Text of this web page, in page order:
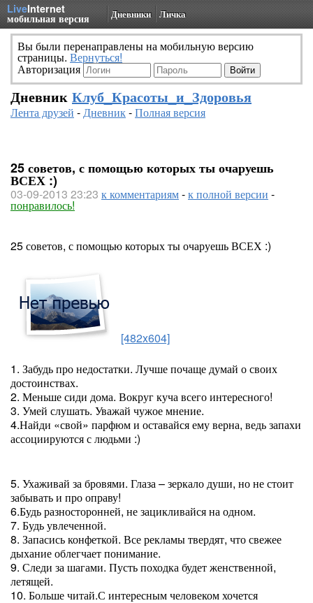
LiveInternet
мобильная версия Дневники Личка
Вы были перенаправлены на мобильную версию
страницы. Вернуться!
Авторизация
Дневник Клуб_Красоты_и_Здоровья
Лента друзей -Дневник-Полная версия
25 советов, с помощью которых ты очаруешь
ВСЕХ :)
03-09-2013 23:23 к комментариям-к полной версии -
понравилось!
25 советов, с помощью которых ты очаруешь ВСЕХ :)
[482x604]
1. Забудь про недостатки. Лучше почаще думай о своих
достоинствах.
2. Меньше сиди дома. Вокруг куча всего интересного!
3. Умей слушать. Уважай чужое мнение.
4.Найди «свой» парфюм и оставайся ему верна, ведь запахи
ассоциируются с людьми :)
5. Ухаживай за бровями. Глаза – зеркало души, но не стоит
забывать и про оправу!
6.Будь разносторонней, не зацикливайся на одном.
7. Будь увлеченной.
8. Запасись конфеткой. Все рекламы твердят, что свежее
дыхание облегчает понимание.
9. Следи за шагами. Пусть походка будет женственной,
летящей.
10. Больше читай.С интересным человеком хочется